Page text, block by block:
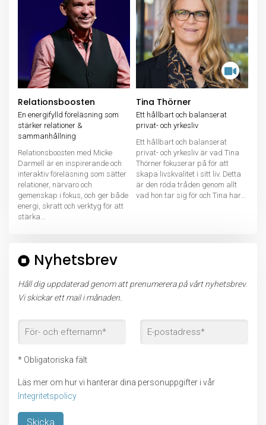
Relationsboosten
En energifylld föreläsning som
stärker relationer &
sammanhållning
Relationsboosten med Micke
Darmell är en inspirerande och
interaktiv föreläsning som sätter
relationer, närvaro och
gemenskap i fokus, och ger både
energi, skratt och verktyg för att
stärka...
Tina Thörner
Ett hållbart och balanserat
privat- och yrkesliv
Ett hållbart och balanserat
privat- och yrkesliv är vad Tina
Thörner fokuserar på för att
skapa livskvalitet i sitt liv. Detta
är den röda tråden genom allt
vad hon tar sig för och Tina har...
Nyhetsbrev
Håll dig uppdaterad genom att prenumerera på vårt nyhetsbrev.
Vi skickar ett mail i månaden.
* Obligatoriska fält
Läs mer om hur vi hanterar dina personuppgifter i vår
Integritetspolicy